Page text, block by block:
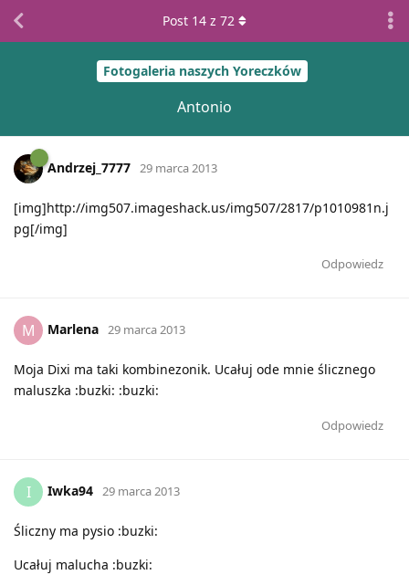
Fotogaleria naszych Yoreczków
Antonio
Post 14 z 72
Andrzej_7777 29 marca 2013
[img]http://img507.imageshack.us/img507/2817/p1010981n.j
pg[/img]
Odpowiedz
M Marlena 29 marca 2013
Moja Dixi ma taki kombinezonik. Ucałuj ode mnie ślicznego
maluszka :buzki: :buzki:
Odpowiedz
I Iwka94 29 marca 2013
Śliczny ma pysio :buzki:
Ucałuj malucha :buzki: